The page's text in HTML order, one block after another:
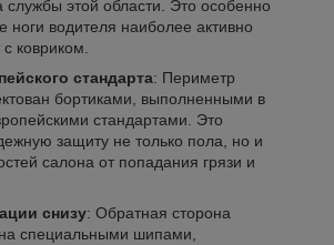
службы этой области. Это особенно
ноги водителя наиболее активно
ковриком.
стандарта: Периметр
бортиками, выполненными в
стандартами. Это
защиту не только пола, но и
салона от попадания грязи и
снизу: Обратная сторона
специальными шипами,